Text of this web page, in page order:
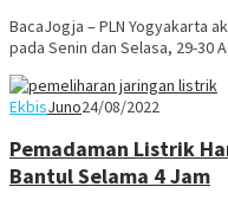
BacaJogja – PLN Yogyakarta
pada Senin dan Selasa, 29-30
EkbisJuno24/08/2022
Pemadaman Listrik
Bantul Selama 4 Jam